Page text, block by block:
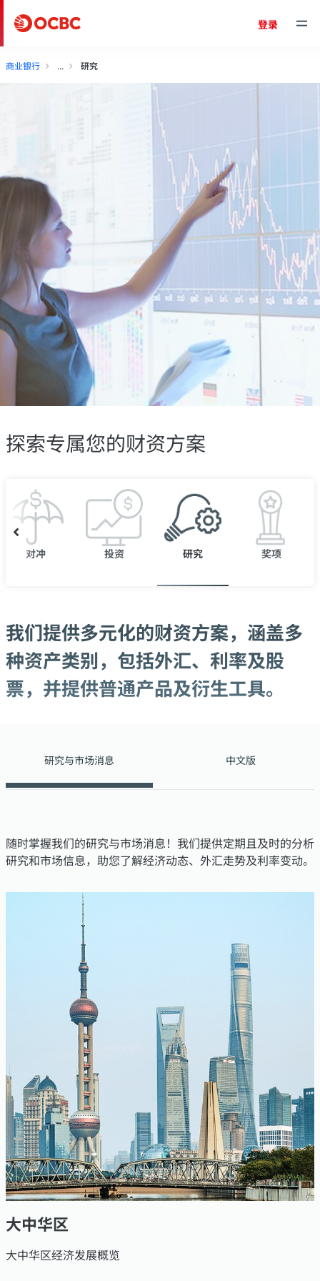
登录
商业银行 研究
探索专属您的财资方案
对冲 投资 研究 奖项
我们提供多元化的财资方案，涵盖多
种资产类别，包括外汇、利率及股
票，并提供普通产品及衍生工具。
研究与市场消息 中文版
随时掌握我们的研究与市场消息！我们提供定期且及时的分析
研究和市场信息，助您了解经济动态、外汇走势及利率变动。
大中华区
大中华区经济发展概览